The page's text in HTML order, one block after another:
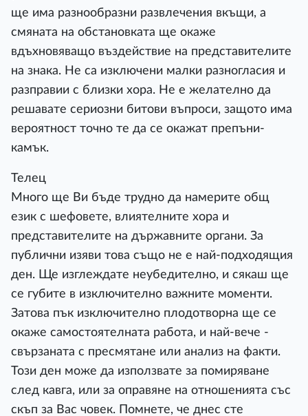
ще има разнообразни развлечения вкъщи, а
смяната на обстановката ще окаже
вдъхновяващо въздействие на представителите
на знака. Не са изключени малки разногласия и
разправии с близки хора. Не е желателно да
решавате сериозни битови въпроси, защото има
вероятност точно те да се окажат препъни-
камък.
Телец
Много ще Ви бъде трудно да намерите общ
език с шефовете, влиятелните хора и
представителите на държавните органи. За
публични изяви това също не е най-подходящия
ден. Ще изглеждате неубедително, и сякаш ще
се губите в изключително важните моменти.
Затова пък изключително плодотворна ще се
окаже самостоятелната работа, и най-вече -
свързаната с пресмятане или анализ на факти.
Този ден може да използвате за помиряване
след кавга, или за оправяне на отношенията със
скъп за Вас човек. Помнете, че днес сте